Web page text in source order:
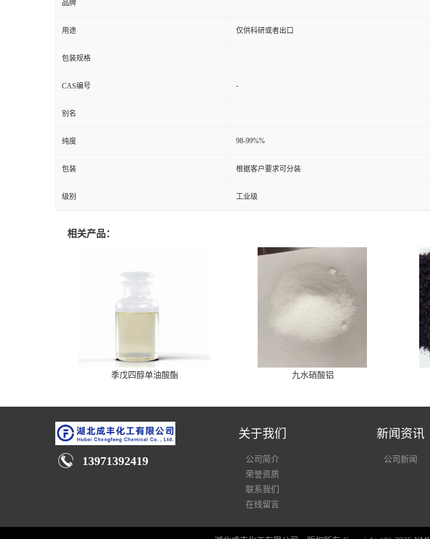
品牌
用途 仅供科研或者出口
包装规格
CAS编号 -
别名
纯度 98-99%%
包装 根据客户要求可分装
级别 工业级
相关产品：
季戊四醇单油酸酯 九水硝酸铝
13971392419
关于我们
公司简介
荣誉资质
联系我们
在线留言
新闻资讯
公司新闻